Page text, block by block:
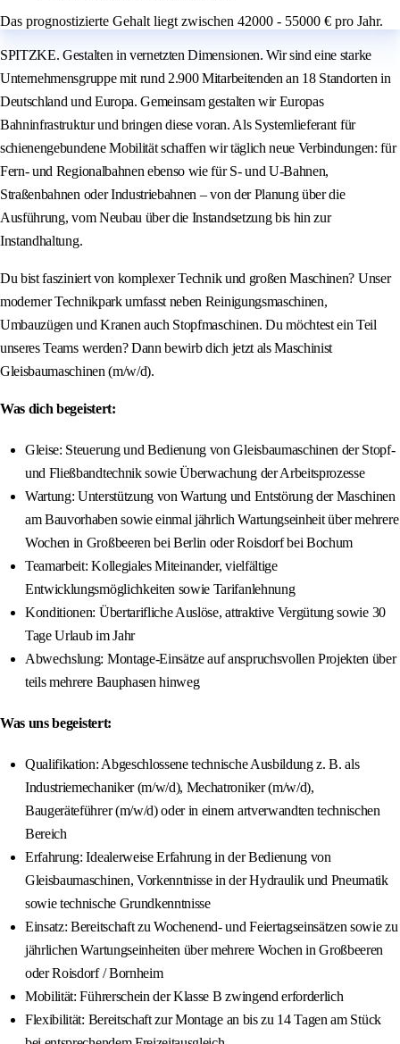
Das prognostizierte Gehalt liegt zwischen 42000 - 55000 € pro Jahr.
SPITZKE. Gestalten in vernetzten Dimensionen. Wir sind eine starke
Unternehmensgruppe mit rund 2.900 Mitarbeitenden an 18 Standorten in
Deutschland und Europa. Gemeinsam gestalten wir Europas
Bahninfrastruktur und bringen diese voran. Als Systemlieferant für
schienengebundene Mobilität schaffen wir täglich neue Verbindungen: für
Fern- und Regionalbahnen ebenso wie für S- und U-Bahnen,
Straßenbahnen oder Industriebahnen – von der Planung über die
Ausführung, vom Neubau über die Instandsetzung bis hin zur
Instandhaltung.
Du bist fasziniert von komplexer Technik und großen Maschinen? Unser
moderner Technikpark umfasst neben Reinigungsmaschinen,
Umbauzügen und Kranen auch Stopfmaschinen. Du möchtest ein Teil
unseres Teams werden? Dann bewirb dich jetzt als Maschinist
Gleisbaumaschinen (m/w/d).
Was dich begeistert:
Gleise: Steuerung und Bedienung von Gleisbaumaschinen der Stopf-
und Fließbandtechnik sowie Überwachung der Arbeitsprozesse
Wartung: Unterstützung von Wartung und Entstörung der Maschinen
am Bauvorhaben sowie einmal jährlich Wartungseinheit über mehrere
Wochen in Großbeeren bei Berlin oder Roisdorf bei Bochum
Teamarbeit: Kollegiales Miteinander, vielfältige
Entwicklungsmöglichkeiten sowie Tarifanlehnung
Konditionen: Übertarifliche Auslöse, attraktive Vergütung sowie 30
Tage Urlaub im Jahr
Abwechslung: Montage-Einsätze auf anspruchsvollen Projekten über
teils mehrere Bauphasen hinweg
Was uns begeistert:
Qualifikation: Abgeschlossene technische Ausbildung z. B. als
Industriemechaniker (m/w/d), Mechatroniker (m/w/d),
Baugeräteführer (m/w/d) oder in einem artverwandten technischen
Bereich
Erfahrung: Idealerweise Erfahrung in der Bedienung von
Gleisbaumaschinen, Vorkenntnisse in der Hydraulik und Pneumatik
sowie technische Grundkenntnisse
Einsatz: Bereitschaft zu Wochenend- und Feiertagseinsätzen sowie zu
jährlichen Wartungseinheiten über mehrere Wochen in Großbeeren
oder Roisdorf / Bornheim
Mobilität: Führerschein der Klasse B zwingend erforderlich
Flexibilität: Bereitschaft zur Montage an bis zu 14 Tagen am Stück